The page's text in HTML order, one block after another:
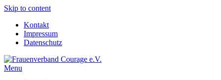
Skip to content
Kontakt
Impressum
Datenschutz
Menu